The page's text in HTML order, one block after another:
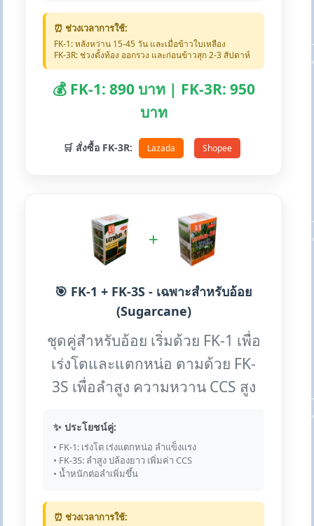
⏰ ช่วงเวลาการใช้:
FK-1: หลังหว่าน 15-45 วัน และเมื่อข้าวใบเหลือง
FK-3R: ช่วงตั้งท้อง ออกรวง และก่อนข้าวสุก 2-3 สัปดาห์
💰 FK-1: 890 บาท | FK-3R: 950
บาท
🛒 สั่งซื้อ FK-3R: Lazada Shopee
+
🎯 FK-1 + FK-3S - เฉพาะสำหรับอ้อย
(Sugarcane)
ชุดคู่สำหรับอ้อย เริ่มด้วย FK-1 เพื่อ
เร่งโตและแตกหน่อ ตามด้วย FK-
3S เพื่อลำสูง ความหวาน CCS สูง
✨ ประโยชน์คู่:
• FK-1: เร่งโต เร่งแตกหน่อ ลำแข็งแรง
• FK-3S: ลำสูง ปล้องยาว เพิ่มค่า CCS
• น้ำหนักต่อลำเพิ่มขึ้น
⏰ ช่วงเวลาการใช้: